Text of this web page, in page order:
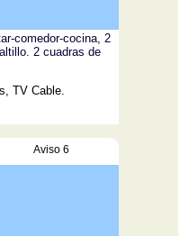
comedor-cocina, 2
2 cuadras de
TV Cable.
Aviso 6